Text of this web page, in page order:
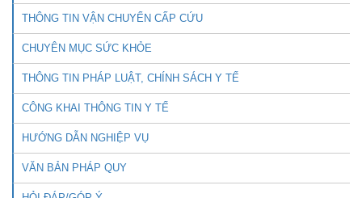
THÔNG TIN VẬN CHUYỂN CẤP CỨU
CHUYÊN MỤC SỨC KHỎE
THÔNG TIN PHÁP LUẬT, CHÍNH SÁCH Y TẾ
CÔNG KHAI THÔNG TIN Y TẾ
HƯỚNG DẪN NGHIỆP VỤ
VĂN BẢN PHÁP QUY